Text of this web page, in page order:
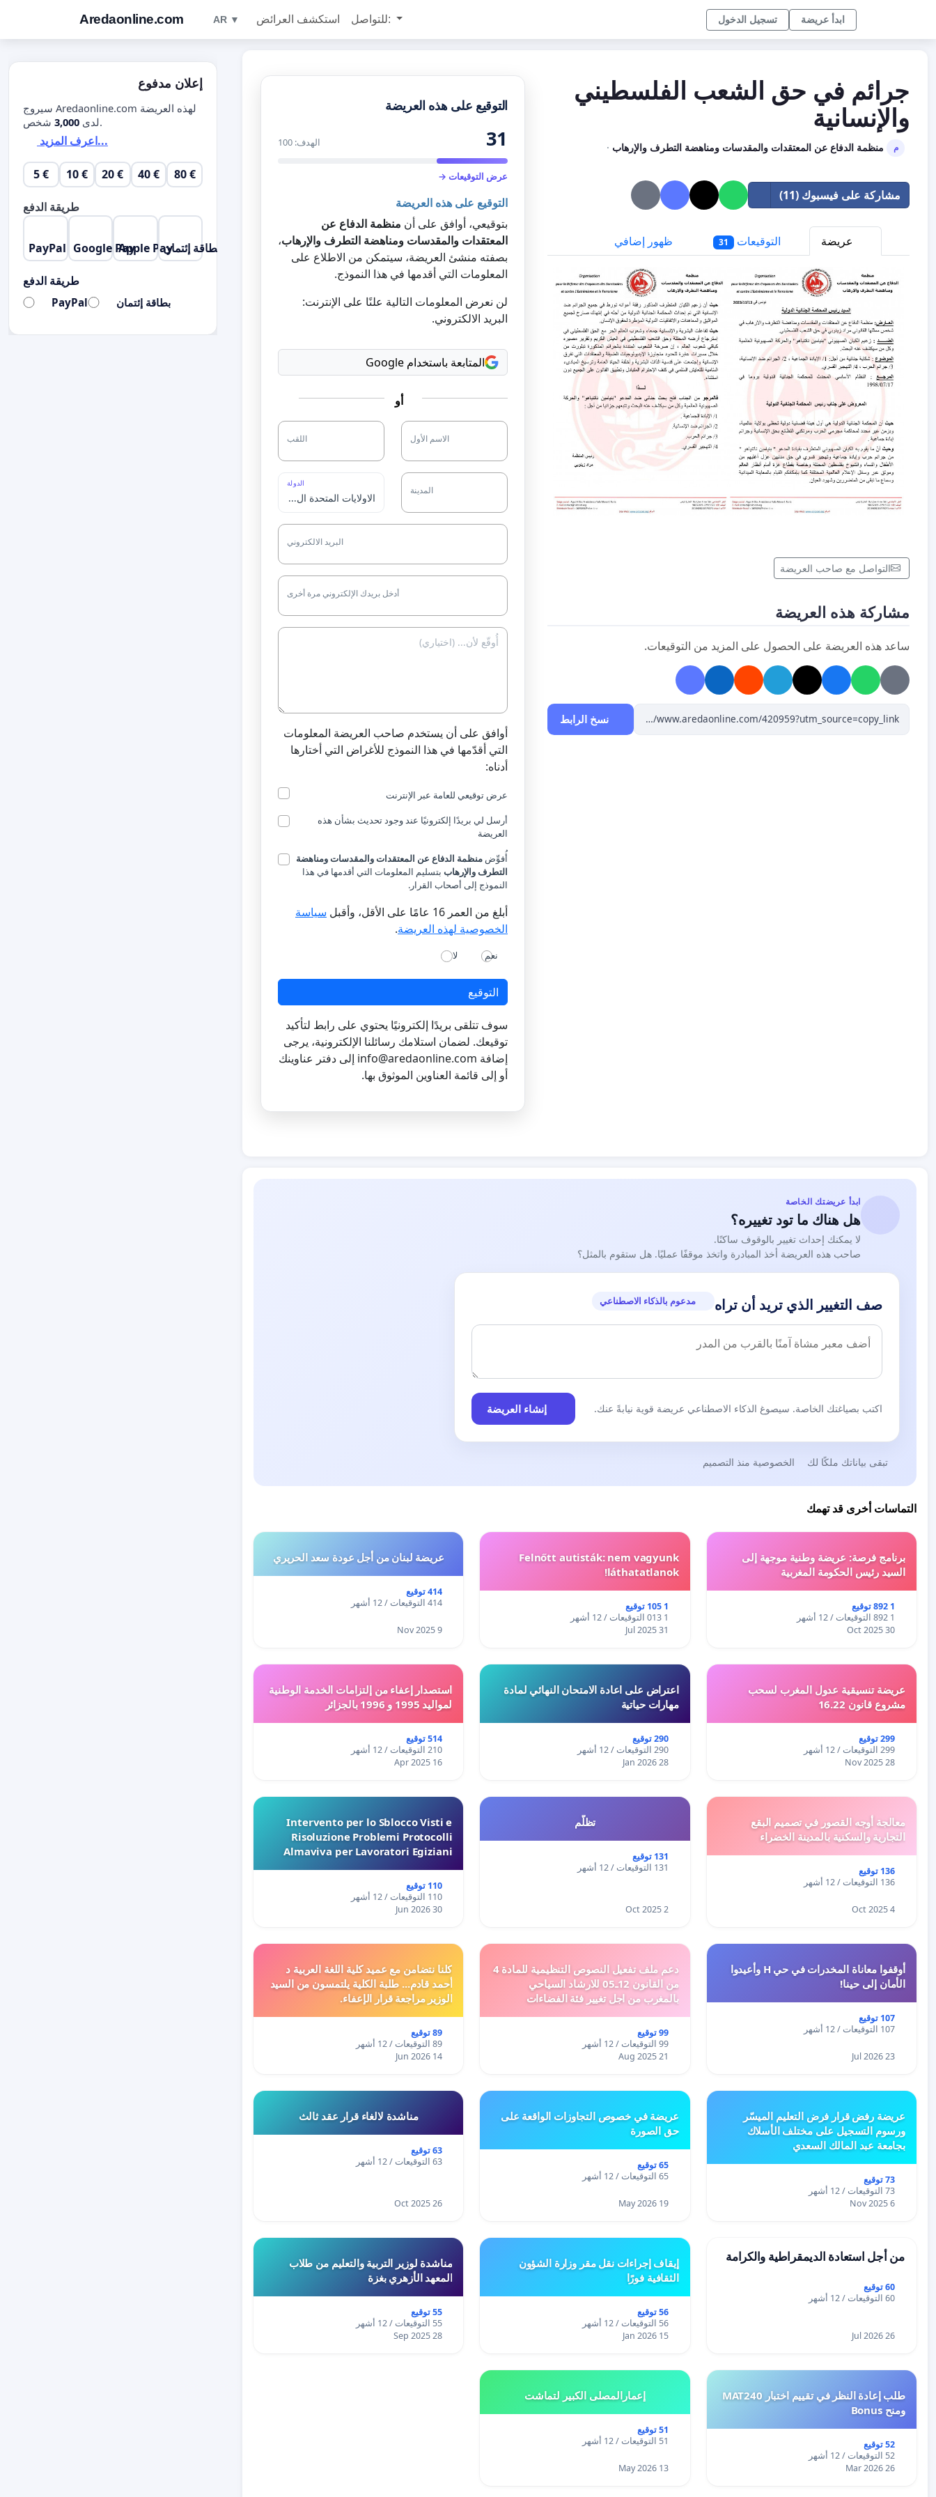
Aredaonline.com AR ▼ استكشف العرائض للتواصل: تسجيل الدخول ابدأ عريضة
جرائم في حق الشعب الفلسطيني
والإنسانية
م منظمة الدفاع عن المعتقدات والمقدسات ومناهضة التطرف والإرهاب ·
مشاركة على فيسبوك (11)
عريضة التوقيعات 31 ظهور إضافي
التواصل مع صاحب العريضة
مشاركة هذه العريضة
ساعد هذه العريضة على الحصول على المزيد من التوقيعات.
نسخ الرابط
التوقيع على هذه العريضة
31 الهدف: 100
عرض التوقيعات →
التوقيع على هذه العريضة
بتوقيعي، أوافق على أن منظمة الدفاع عن
المعتقدات والمقدسات ومناهضة التطرف والإرهاب،
بصفته منشئ العريضة، سيتمكن من الاطلاع على
المعلومات التي أقدمها في هذا النموذج.
لن نعرض المعلومات التالية علنًا على الإنترنت:
البريد الالكتروني.
المتابعة باستخدام Google
أو
الاسم الأول اللقب
المدينة
الدولة
البريد الالكتروني
أدخل بريدك الإلكتروني مرة أخرى
أوافق على أن يستخدم صاحب العريضة المعلومات
التي أقدّمها في هذا النموذج للأغراض التي أختارها
أدناه:
عرض توقيعي للعامة عبر الإنترنت
أرسل لي بريدًا إلكترونيًا عند وجود تحديث بشأن هذه
العريضة
أُفوِّض منظمة الدفاع عن المعتقدات والمقدسات ومناهضة
التطرف والإرهاب بتسليم المعلومات التي أقدمها في هذا
النموذج إلى أصحاب القرار.
أبلغ من العمر 16 عامًا على الأقل، وأقبل
سياسة
الخصوصية لهذه العريضة.
نعم لا
التوقيع
سوف تتلقى بريدًا إلكترونيًا يحتوي على رابط لتأكيد
توقيعك. لضمان استلامك رسائلنا الإلكترونية، يرجى
إضافة info@aredaonline.com إلى دفتر عناوينك
أو إلى قائمة العناوين الموثوق بها.
ابدأ عريضتك الخاصة
هل هناك ما تود تغييره؟
لا يمكنك إحداث تغيير بالوقوف ساكنًا.
صاحب هذه العريضة أخذ المبادرة واتخذ موقفًا عمليًا. هل ستقوم بالمثل؟
صف التغيير الذي تريد أن تراه مدعوم بالذكاء الاصطناعي
اكتب بصياغتك الخاصة. سيصوغ الذكاء الاصطناعي عريضة قوية نيابةً عنك. إنشاء العريضة
تبقى بياناتك ملكًا لك الخصوصية منذ التصميم
التماسات أخرى قد تهمك
برنامج فرصة: عريضة وطنية موجهة إلى
السيد رئيس الحكومة المغربية
1 892 توقيع
1 892 التوقيعات / 12 أشهر
30 Oct 2025
Felnőtt autisták: nem vagyunk
láthatatlanok!
1 105 توقيع
1 013 التوقيعات / 12 أشهر
31 Jul 2025
عريضة لبنان من أجل عودة سعد الحريري
414 توقيع
414 التوقيعات / 12 أشهر
9 Nov 2025
عريضة تنسيقية عدول المغرب لسحب
مشروع قانون 16.22
299 توقيع
299 التوقيعات / 12 أشهر
28 Nov 2025
اعتراض على اعادة الامتحان النهائي لمادة
مهارات حياتية
290 توقيع
290 التوقيعات / 12 أشهر
28 Jan 2026
استصدار إعفاء من إلتزامات الخدمة الوطنية
لمواليد 1995 و 1996 بالجزائر
514 توقيع
210 التوقيعات / 12 أشهر
16 Apr 2025
معالجة أوجه القصور في تصميم البقع
التجارية والسكنية بالمدينة الخضراء
136 توقيع
136 التوقيعات / 12 أشهر
4 Oct 2025
تظلّم
131 توقيع
131 التوقيعات / 12 أشهر
2 Oct 2025
Intervento per lo Sblocco Visti e
Risoluzione Problemi Protocolli
Almaviva per Lavoratori Egiziani
110 توقيع
110 التوقيعات / 12 أشهر
30 Jun 2026
أوقفوا معاناة المخدرات في حي H وأعيدوا
الأمان إلى حينا!
107 توقيع
107 التوقيعات / 12 أشهر
23 Jul 2026
دعم ملف تفعيل النصوص التنظيمية للمادة 4
من القانون 12ـ05 للارشاد السياحي
بالمغرب من اجل تغيير فئة الفضاءات
99 توقيع
99 التوقيعات / 12 أشهر
21 Aug 2025
كلنا نتضامن مع عميد كلية اللغة العربية د
أحمد قادم... طلبة الكلية يلتمسون من السيد
الوزير مراجعة قرار الإعفاء.
89 توقيع
89 التوقيعات / 12 أشهر
14 Jun 2026
عريضة رفض قرار فرض التعليم الميسّر
ورسوم التسجيل على مختلف الأسلاك
بجامعة عبد المالك السعدي
73 توقيع
73 التوقيعات / 12 أشهر
6 Nov 2025
عريضة في خصوص التجاوزات الواقعة على
حق الصورة
65 توقيع
65 التوقيعات / 12 أشهر
19 May 2026
مناشدة لالغاء قرار عقد ثالث
63 توقيع
63 التوقيعات / 12 أشهر
26 Oct 2025
من أجل استعادة الديمقراطية والكرامة
60 توقيع
60 التوقيعات / 12 أشهر
26 Jul 2026
إيقاف إجراءات نقل مقر وزارة الشؤون
الثقافية فورًا
56 توقيع
56 التوقيعات / 12 أشهر
15 Jan 2026
مناشدة لوزير التربية والتعليم من طلاب
المعهد الأزهري بغزة
55 توقيع
55 التوقيعات / 12 أشهر
28 Sep 2025
طلب إعادة النظر في تقييم اختبار MAT240
ومنح Bonus
52 توقيع
52 التوقيعات / 12 أشهر
26 Mar 2026
إعمارالمصلى الكبير لتماشت
51 توقيع
51 التوقيعات / 12 أشهر
13 May 2026
إعلان مدفوع
سيروج Aredaonline.com لهذه العريضة
لدى 3,000 شخص.
اعرف المزيد...
5 € 10 € 20 € 40 € 80 €
طريقة الدفع
PayPal Google PayApple Payبطاقة إئتمان
طريقة الدفع
PayPal بطاقة إئتمان